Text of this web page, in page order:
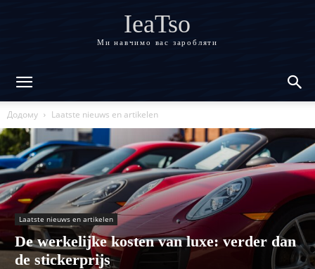
IeaTso
Ми навчимо вас заробляти
Додому Laatste nieuws en artikelen
Laatste nieuws en artikelen
De werkelijke kosten van luxe: verder dan
de stickerprijs